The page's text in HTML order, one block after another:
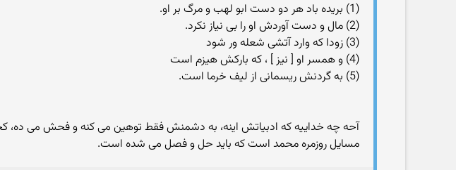
(1) بریده باد هر دو دست ابو لهب و مرگ بر او.
(2) مال و دست آوردش او را بی نیاز نکرد.
(3) زودا که وارد آتشی شعله ور شود
(4) و همسر او [ نیز ] ، که بارکش هیزم است
(5) به گردنش ریسمانی از لیف خرما است.
آحه چه خداییه که ادبیاتش اینه، به دشمنش فقط توهین می کنه و فحش می
مسایل روزمره محمد است که باید حل و فصل می شده است.